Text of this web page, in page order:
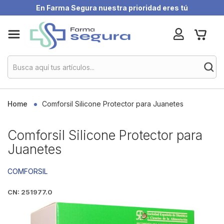
En Farma Segura nuestra prioridad eres tú
to
Content
My
Home Comforsil Silicone Protector para Juanetes
Comforsil Silicone Protector para
Juanetes
COMFORSIL
CN: 251977.0